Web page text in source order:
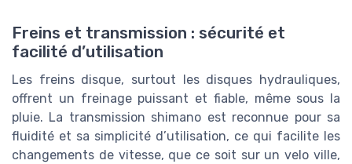
Freins et transmission : sécurité et
facilité d’utilisation
Les freins disque, surtout les disques hydrauliques,
offrent un freinage puissant et fiable, même sous la
pluie. La transmission shimano est reconnue pour sa
fluidité et sa simplicité d’utilisation, ce qui facilite les
changements de vitesse, que ce soit sur un velo ville,